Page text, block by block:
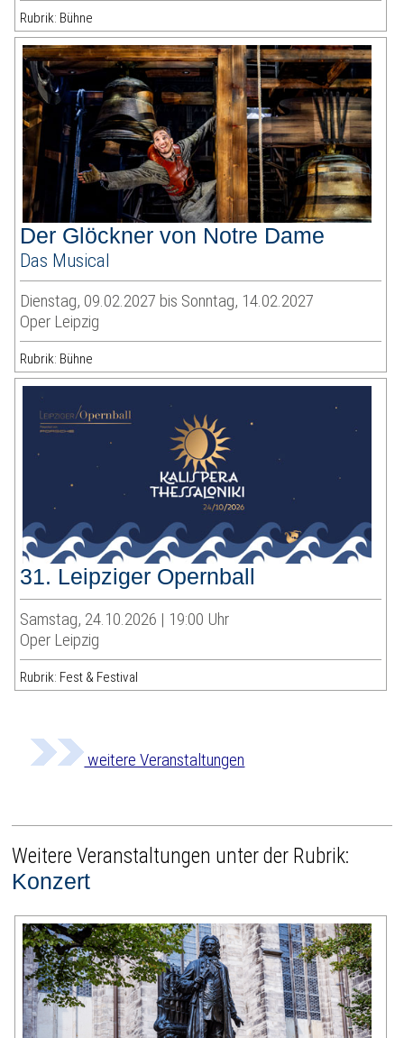
Rubrik: Bühne
Der Glöckner von Notre Dame
Das Musical
Dienstag, 09.02.2027 bis Sonntag, 14.02.2027
Oper Leipzig
Rubrik: Bühne
31. Leipziger Opernball
Samstag, 24.10.2026 | 19:00 Uhr
Oper Leipzig
Rubrik: Fest & Festival
weitere Veranstaltungen
Weitere Veranstaltungen unter der Rubrik:
Konzert